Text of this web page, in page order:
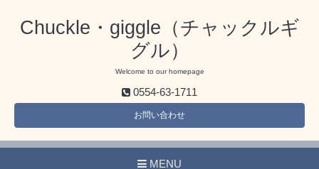
Chuckle・giggle（チャックルギ
グル）
Welcome to our homepage
0554-63-1711
お問い合わせ
MENU